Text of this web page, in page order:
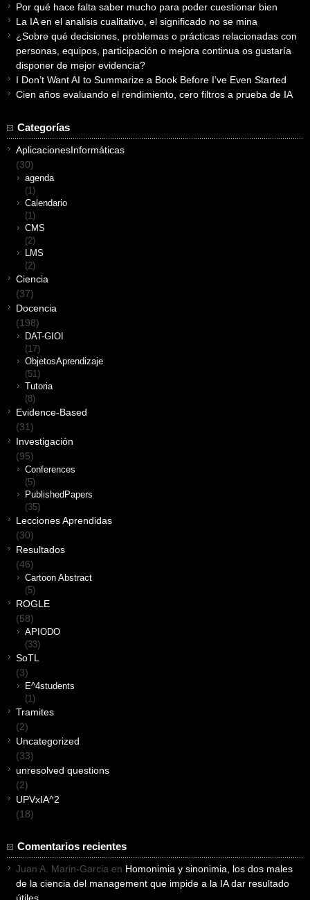
Por qué hace falta saber mucho para poder cuestionar bien
La IA en el analisis cualitativo, el significado no se mina
¿Sobre qué decisiones, problemas o prácticas relacionadas con
personas, equipos, participación o mejora continua os gustaría
disponer de mejor evidencia?
I Don’t Want AI to Summarize a Book Before I’ve Even Started
Cien años evaluando el rendimiento, cero filtros a prueba de IA
Categorías
AplicacionesInformáticas
(30)
agenda
(1)
Calendario
(1)
CMS
(2)
LMS
(2)
Ciencia
(37)
Docencia
(198)
DAT-GIOI
(17)
ObjetosAprendizaje
(51)
Tutoria
(8)
Evidence-Based
(31)
Investigación
(95)
Conferences
(5)
PublishedPapers
(35)
Lecciones Aprendidas
(30)
Resultados
(46)
Cartoon Abstract
(5)
ROGLE
(58)
APIODO
(33)
SoTL
(3)
E^4students
(1)
Tramites
(2)
Uncategorized
(33)
unresolved questions
(2)
UPVxIA^2
(18)
Comentarios recientes
Juan A. Marin-Garcia en Homonimia y sinonimia, los dos males
de la ciencia del management que impide a la IA dar resultado